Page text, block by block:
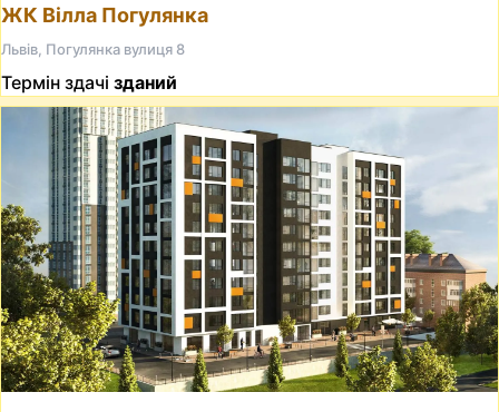
ЖК Вілла Погулянка
Львів, Погулянка вулиця 8
Термін здачі зданий